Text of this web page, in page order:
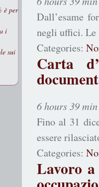
Dall’esame
negli uffici.
Categories:
Carta
6 hours 39 min
Fino al 31
essere
Categories:
Lavoro
è per
i
sui